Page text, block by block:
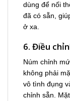
dùng để nối
đã có sẵn,
ở xa.
6. Điều
Núm chỉnh
không phải
vô tình đụng
chỉnh sẵn.